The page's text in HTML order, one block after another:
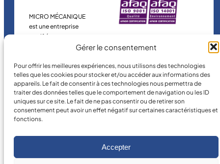
Gérer le consentement
Pour offrir les meilleures expériences, nous utilisons des technologies
telles que les cookies pour stocker et/ou accéder aux informations des
appareils. Le fait de consentir à ces technologies nous permettra de
traiter des données telles que le comportement de navigation ou les ID
uniques sur ce site. Le fait de ne pas consentir ou de retirer son
consentement peut avoir un effet négatif sur certaines caractéristiques et
fonctions.
Accepter
MICRO MÉCANIQUE
est une entreprise
certifiée.